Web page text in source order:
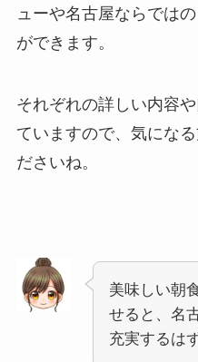
ューや名古屋ならでは
ができます。
それぞれの詳しい内容
ていますので、気にな
ださいね。
美味しい朝
せると、名
充実するは